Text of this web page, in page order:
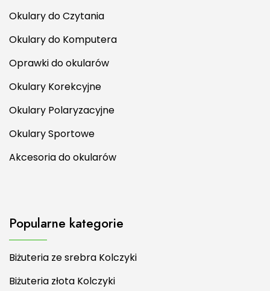
Okulary do Czytania
Okulary do Komputera
Oprawki do okularów
Okulary Korekcyjne
Okulary Polaryzacyjne
Okulary Sportowe
Akcesoria do okularów
Popularne kategorie
Biżuteria ze srebra Kolczyki
Biżuteria złota Kolczyki